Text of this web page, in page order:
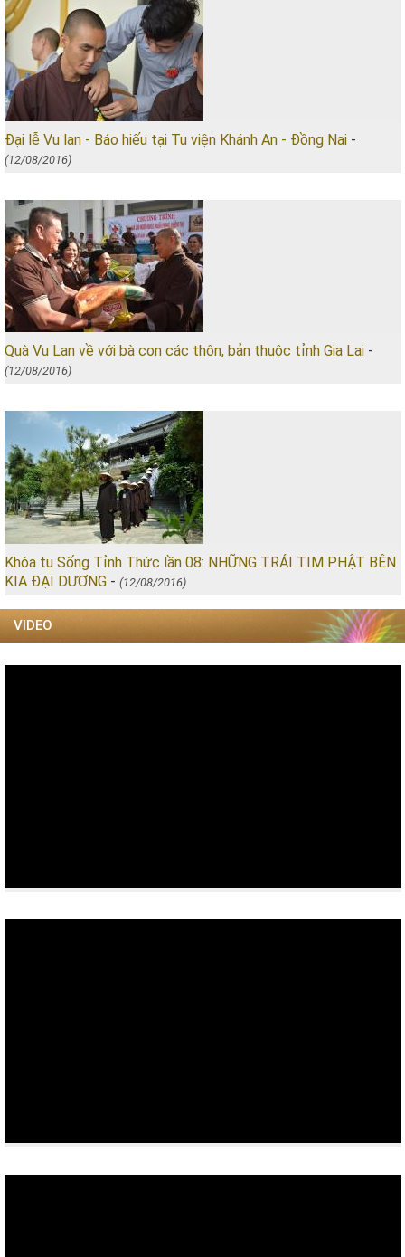
Đại lễ Vu lan - Báo hiếu tại Tu viện Khánh An - Đồng Nai -
(12/08/2016)
Quà Vu Lan về với bà con các thôn, bản thuộc tỉnh Gia Lai -
(12/08/2016)
Khóa tu Sống Tỉnh Thức lần 08: NHỮNG TRÁI TIM PHẬT BÊN
KIA ĐẠI DƯƠNG - (12/08/2016)
VIDEO